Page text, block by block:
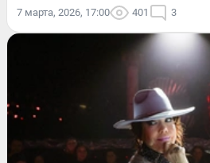
7 марта, 2026, 17:00 401 3